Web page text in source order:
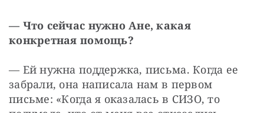
— Что сейчас нужно Ане, какая
конкретная помощь?
— Ей нужна поддержка, письма. Когда ее
забрали, она написала нам в первом
письме: «Когда я оказалась в СИЗО, то